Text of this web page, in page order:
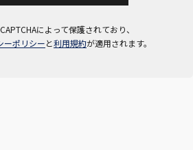
によって保護されており、
ーポリシーと利用規約が適用されます。